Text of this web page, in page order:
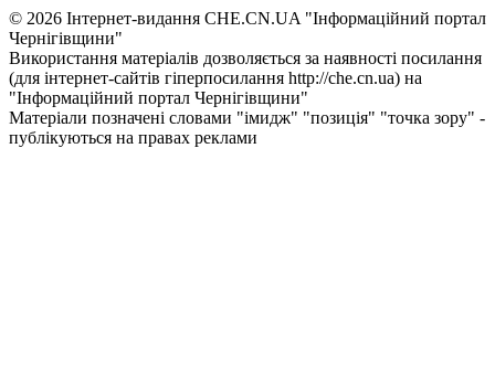
© 2026 Інтернет-видання CHE.CN.UA "Інформаційний портал
Чернiгiвщини"
Використання матеріалів дозволяється за наявності посилання
(для інтернет-сайтів гіперпосилання http://che.cn.ua) на
"Інформаційний портал Чернiгiвщини"
Матеріали позначені словами "імидж" "позиція" "точка зору" -
публікуються на правах реклами